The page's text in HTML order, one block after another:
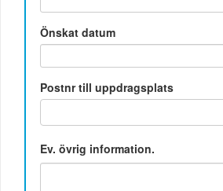
Önskat datum
Postnr till uppdragsplats
Ev. övrig information.